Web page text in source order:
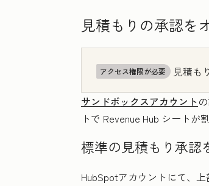
見積もりの承認を
アクセス権限が必要 見積も
サンドボックスアカウント
トで Revenue Hub シートが
標準の見積もり承認
HubSpotアカウントにて、